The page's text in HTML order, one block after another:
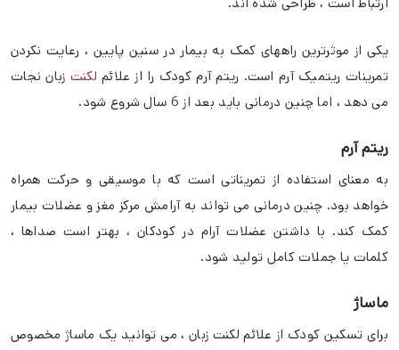
یکی از موثرترین راههای کمک به بیمار در سنین پایین ، رعایت نکردن
تمرینات ریتمیک آرم است. ریتم آرم کودک را از علائم لکنت زبان نجات
می دهد ، اما چنین درمانی باید بعد از 6 سال شروع شود.
ریتم آرم
به معنای استفاده از تمریناتی است که با موسیقی و حرکت همراه
خواهد بود. چنین درمانی می تواند به آرامش مرکز مغز و عضلات بیمار
کمک کند. با داشتن عضلات آرام در کودکان ، بهتر است صداها ،
کلمات یا جملات کامل تولید شود.
ماساژ
برای تسکین کودک از علائم لکنت زبان ، می توانید یک ماساژ مخصوص